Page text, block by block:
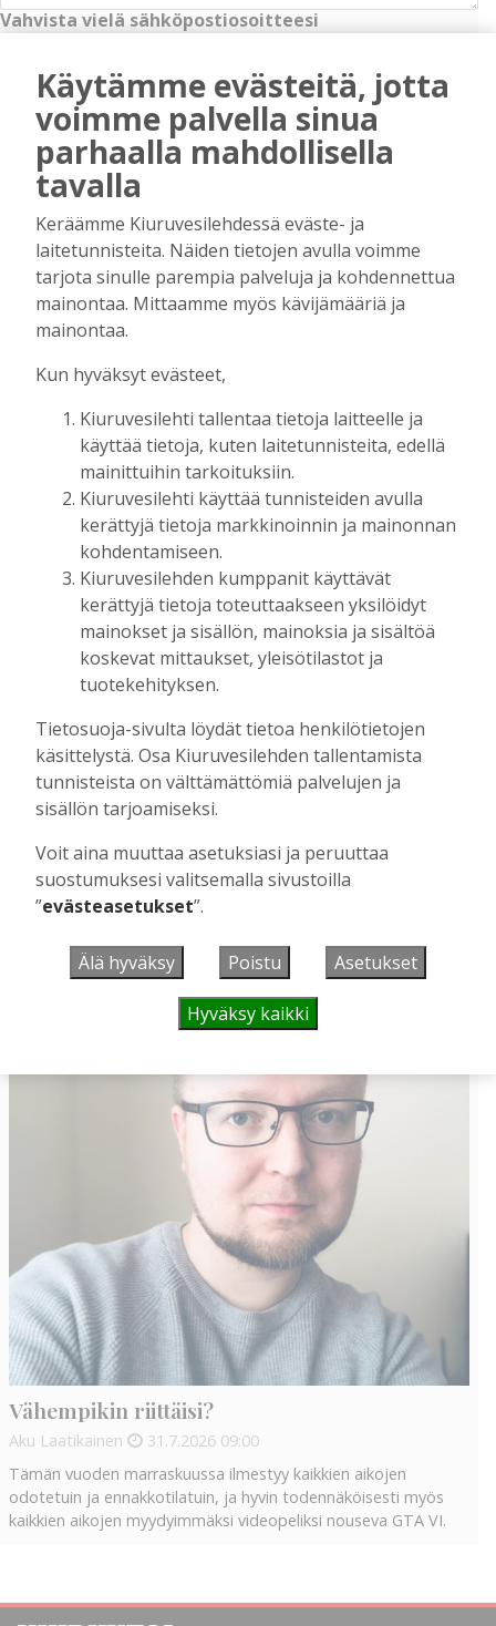
Vahvista vielä sähköpostiosoitteesi
Ratkaise vielä laskutehtävä:
5=
Lähetä vastaus
PÄÄKIRJOITUS
Vanhat rakennukset näyttivät arvonsa
yllättävällä tavalla
Tilaajille
Hanna Soini 5.8.2026
06:00
tervetullutta vipinää Kiuruvedelle Iskelmäviikon jälkeiseen
hiljaisuuteen.
Näytä kaikki
Vähempikin riittäisi?
Aku Laatikainen 31.7.2026 09:00
Tämän vuoden marraskuussa ilmestyy kaikkien aikojen
odotetuin ja ennakkotilatuin, ja hyvin todennäköisesti myös
kaikkien aikojen myydyimmäksi videopeliksi nouseva GTA VI.
Käytämme evästeitä, jotta
voimme palvella sinua
parhaalla mahdollisella
tavalla
Keräämme Kiuruvesilehdessä eväste- ja
laitetunnisteita. Näiden tietojen avulla voimme
tarjota sinulle parempia palveluja ja kohdennettua
mainontaa. Mittaamme myös kävijämääriä ja
mainontaa.
Kun hyväksyt evästeet,
Kiuruvesilehti tallentaa tietoja laitteelle ja
käyttää tietoja, kuten laitetunnisteita, edellä
mainittuihin tarkoituksiin.
Kiuruvesilehti käyttää tunnisteiden avulla
kerättyjä tietoja markkinoinnin ja mainonnan
kohdentamiseen.
Kiuruvesilehden kumppanit käyttävät
kerättyjä tietoja toteuttaakseen yksilöidyt
mainokset ja sisällön, mainoksia ja sisältöä
koskevat mittaukset, yleisötilastot ja
tuotekehityksen.
Tietosuoja-sivulta löydät tietoa henkilötietojen
käsittelystä. Osa Kiuruvesilehden tallentamista
tunnisteista on välttämättömiä palvelujen ja
sisällön tarjoamiseksi.
Voit aina muuttaa asetuksiasi ja peruuttaa
suostumuksesi valitsemalla sivustoilla
”evästeasetukset”.
Älä hyväksy Poistu Asetukset
Hyväksy kaikki